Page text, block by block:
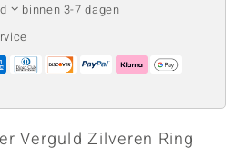
binnen 3-7 dagen
Verguld Zilveren Ring